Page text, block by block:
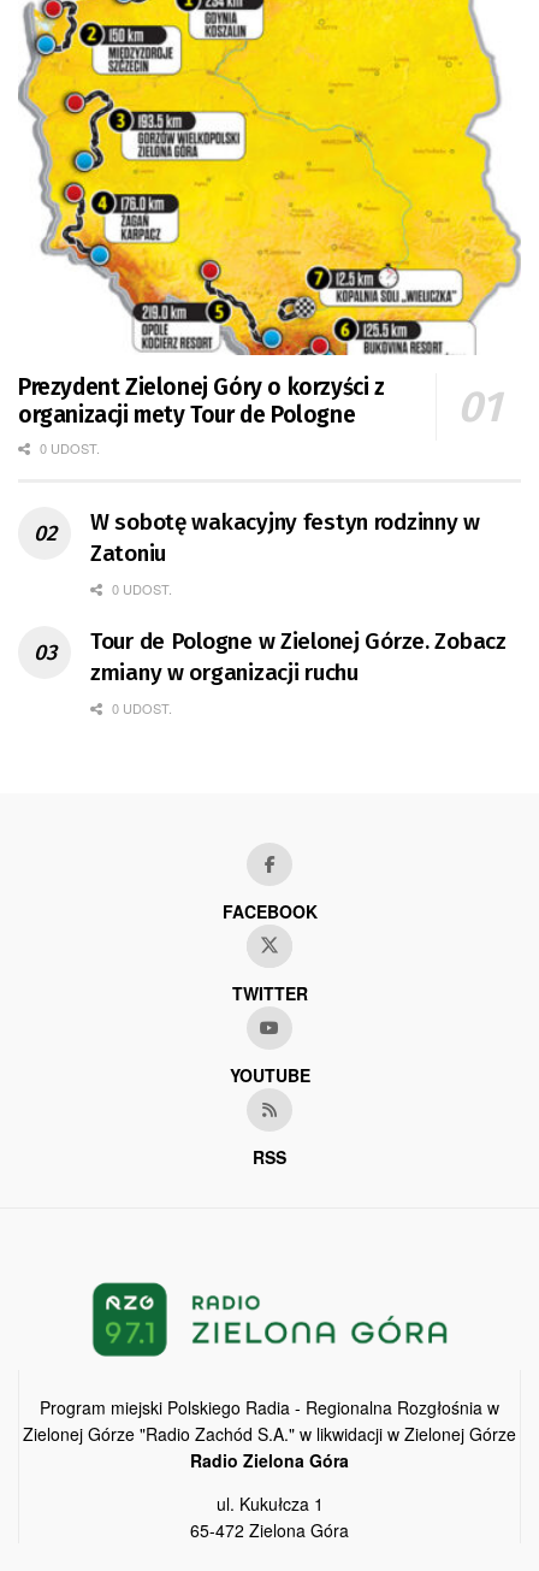
Prezydent Zielonej Góry o korzyści z
organizacji mety Tour de Pologne
0 UDOST.
W sobotę wakacyjny festyn rodzinny w
Zatoniu
0 UDOST.
Tour de Pologne w Zielonej Górze. Zobacz
zmiany w organizacji ruchu
0 UDOST.
FACEBOOK
TWITTER
YOUTUBE
RSS
Program miejski Polskiego Radia - Regionalna Rozgłośnia w
Zielonej Górze "Radio Zachód S.A." w likwidacji w Zielonej Górze
Radio Zielona Góra
ul. Kukułcza 1
65-472 Zielona Góra